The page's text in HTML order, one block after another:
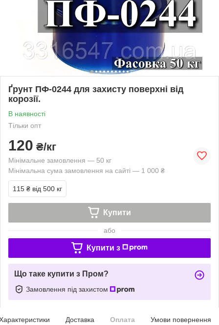
Ґрунт ПФ-0244 для захисту поверхні від
корозії.
В наявності
Тільки опт
120 ₴/кг
Мінімальне замовлення — 50 кг
Мінімальна сума замовлення на сайті — 1 000 ₴
115 ₴ від 500 кг
Купити
або
Купити з
Що таке купити з Пром?
Замовлення під захистом
Доставка Оплата Умови повернення